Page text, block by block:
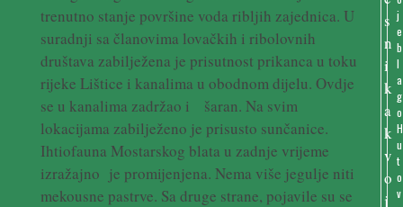
trenutno stanje površine voda ribljih zajednica. U
suradnji sa članovima lovačkih i ribolovnih
društava zabilježena je prisutnost prikanca u toku
rijeke Lištice i kanalima u obodnom dijelu. Ovdje
se u kanalima zadržao i šaran. Na svim
lokacijama zabilježeno je prisusto sunčanice.
Ihtiofauna Mostarskog blata u zadnje vrijeme
izražajno je promijenjena. Nema više jegulje niti
mekousne pastrve. Sa druge strane, pojavile su se
j
e
b
l
a
g
o
H
u
t
o
v